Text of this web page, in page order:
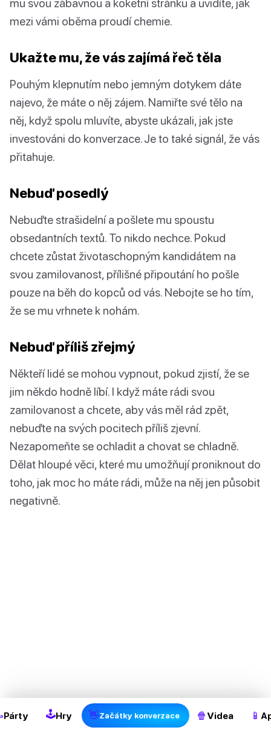
mu svou zábavnou a koketní stránku a uvidíte, jak
mezi vámi oběma proudí chemie.
Ukažte mu, že vás zajímá řeč těla
Pouhým klepnutím nebo jemným dotykem dáte
najevo, že máte o něj zájem. Namiřte své tělo na
něj, když spolu mluvíte, abyste ukázali, jak jste
investováni do konverzace. Je to také signál, že vás
přitahuje.
Nebuď posedlý
Nebuďte strašidelní a pošlete mu spoustu
obsedantních textů. To nikdo nechce. Pokud
chcete zůstat životaschopným kandidátem na
svou zamilovanost, přílišné připoutání ho pošle
pouze na běh do kopců od vás. Nebojte se ho tím,
že se mu vrhnete k nohám.
Nebuď příliš zřejmý
Někteří lidé se mohou vypnout, pokud zjistí, že se
jim někdo hodně líbí. I když máte rádi svou
zamilovanost a chcete, aby vás měl rád zpět,
nebuďte na svých pocitech příliš zjevní.
Nezapomeňte se ochladit a chovat se chladně.
Dělat hloupé věci, které mu umožňují proniknout do
toho, jak moc ho máte rádi, může na něj jen působit
negativně.
Párty 🕹Hry 👋Začátky konverzace 🍿 Videa 📱